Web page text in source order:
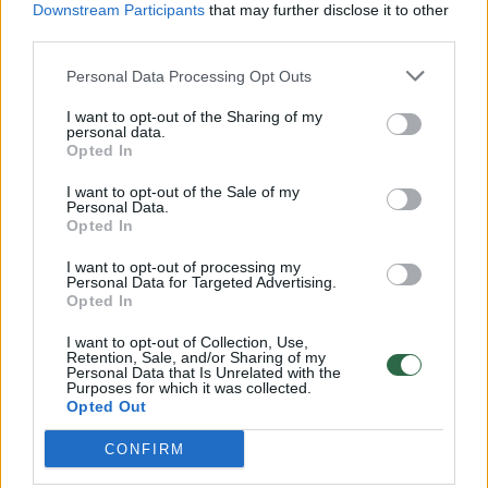
Downstream Participants that may further disclose it to other
Personal Data Processing Opt Outs
I want to opt-out of the Sharing of my
personal data.
Opted In
I want to opt-out of the Sale of my
Personal Data.
Opted In
I want to opt-out of processing my
Personal Data for Targeted Advertising.
Opted In
I want to opt-out of Collection, Use,
Retention, Sale, and/or Sharing of my
Personal Data that Is Unrelated with the
Purposes for which it was collected.
Opted Out
CONFIRM
00:00:57
32 laipsnių šilumos
Žinios | Orai
Nufilmavo, kaip patvino Vilniaus Vakarinis aplinkkelis:
vaizdas pribloškia
dvi moteris
Žinios | Lietuvos diena